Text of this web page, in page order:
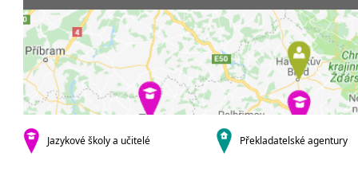
Praha 6
Praha 7
Praha 8
Praha 10
krajská města
Ostrava
Jazykové školy a učitelé Překladatelské agentury